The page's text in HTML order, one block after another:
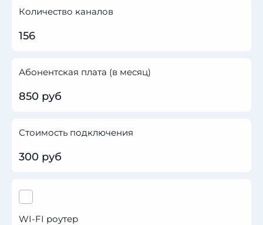
Количество каналов
156
Абонентская плата (в месяц)
850 руб
Стоимость подключения
300 руб
WI-FI роутер